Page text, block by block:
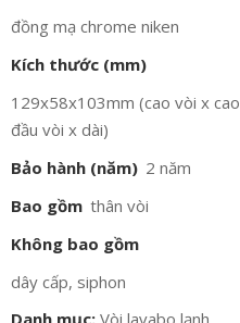
đồng mạ chrome niken
Kích thước (mm)
129x58x103mm (cao vòi x cao
đầu vòi x dài)
Bảo hành (năm) 2 năm
Bao gồm thân vòi
Không bao gồm
dây cấp, siphon
Danh mục: Vòi lavabo lạnh